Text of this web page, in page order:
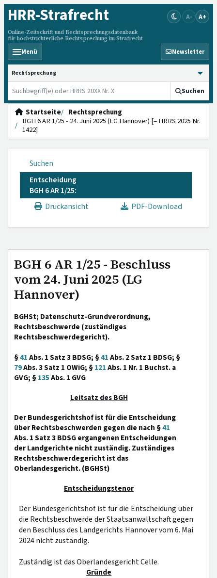
HRR-Strafrecht
Online-Zeitschrift und Rechtsprechungsdatenbank
für höchstrichterliche Rechtsprechung im Strafrecht
A- A+
Menü Newsletter
HRRS durchsuchen
Suchen
Startseite
Rechtsprechung
BGH 6 AR 1/25 - 24. Juni 2025 (LG Hannover) [= HRRS 2025 Nr.
1422]
Suchen
Entscheidung
BGH 6 AR 1/25:
Druckansicht
PDF-Download
BGH 6 AR 1/25 - Beschluss
vom 24. Juni 2025 (LG
Hannover)
BGHSt; Datenschutz-Grundverordnung,
Rechtsbeschwerde (zuständiges
Rechtsbeschwerdegericht).
§41Abs. 1 Satz 3 BDSG; §41Abs. 2 Satz 1 BDSG; §
79Abs. 3 Satz 1 OWiG; §121Abs. 1 Nr. 1 Buchst. a
GVG; §135Abs. 1 GVG
Leitsatz des BGH
Der Bundesgerichtshof ist für die Entscheidung
über Rechtsbeschwerden gegen die nach §41
Abs. 1 Satz 3 BDSG ergangenen Entscheidungen
der Landgerichte nicht zuständig. Zuständiges
Rechtsbeschwerdegericht ist das
Oberlandesgericht. (BGHSt)
Entscheidungstenor
Der Bundesgerichtshof ist für die Entscheidung über
die Rechtsbeschwerde der Staatsanwaltschaft gegen
den Beschluss des Landgerichts Hannover vom 6. Mai
2024 nicht zuständig.
Zuständig ist das Oberlandesgericht Celle.
Gründe